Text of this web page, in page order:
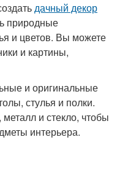
дачный декор
природные
и цветов. Вы можете
и картины,
и оригинальные
стулья и полки.
и стекло, чтобы
интерьера.